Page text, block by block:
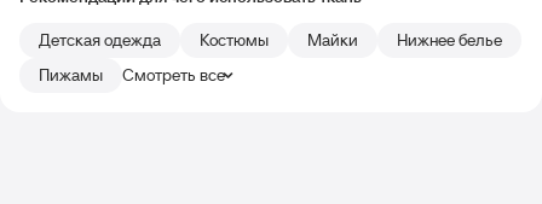
Детская одежда
Костюмы Майки
Нижнее белье
Пижамы
Смотреть все